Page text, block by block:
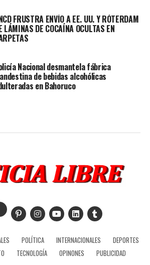
FRUSTRA ENVÍO A EE. UU. Y RÓTERDAM
LÁMINAS DE COCAÍNA OCULTAS EN
Nacional desmantela fábrica
de bebidas alcohólicas
en Bahoruco
POLÍTICA INTERNACIONALES
DEPORTES
TECNOLOGÍA OPINONES PUBLICIDAD